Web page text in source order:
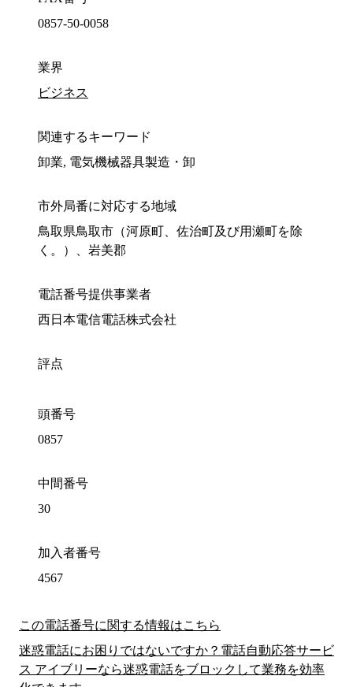
0857-50-0058
業界
ビジネス
関連するキーワード
卸業, 電気機械器具製造・卸
市外局番に対応する地域
鳥取県鳥取市（河原町、佐治町及び用瀬町を除
く。）、岩美郡
電話番号提供事業者
西日本電信電話株式会社
評点
頭番号
0857
中間番号
30
加入者番号
4567
この電話番号に関する情報はこちら
迷惑電話にお困りではないですか？電話自動応答サービ
ス アイブリーなら迷惑電話をブロックして業務を効率